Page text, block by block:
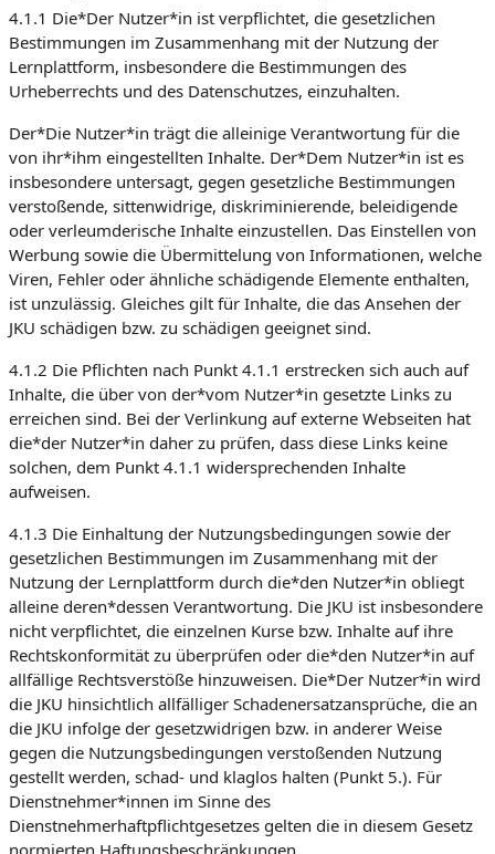
4.1.1 Die*Der Nutzer*in ist verpflichtet, die gesetzlichen
Bestimmungen im Zusammenhang mit der Nutzung der
Lernplattform, insbesondere die Bestimmungen des
Urheberrechts und des Datenschutzes, einzuhalten.
Der*Die Nutzer*in trägt die alleinige Verantwortung für die
von ihr*ihm eingestellten Inhalte. Der*Dem Nutzer*in ist es
insbesondere untersagt, gegen gesetzliche Bestimmungen
verstoßende, sittenwidrige, diskriminierende, beleidigende
oder verleumderische Inhalte einzustellen. Das Einstellen von
Werbung sowie die Übermittelung von Informationen, welche
Viren, Fehler oder ähnliche schädigende Elemente enthalten,
ist unzulässig. Gleiches gilt für Inhalte, die das Ansehen der
JKU schädigen bzw. zu schädigen geeignet sind.
4.1.2 Die Pflichten nach Punkt 4.1.1 erstrecken sich auch auf
Inhalte, die über von der*vom Nutzer*in gesetzte Links zu
erreichen sind. Bei der Verlinkung auf externe Webseiten hat
die*der Nutzer*in daher zu prüfen, dass diese Links keine
solchen, dem Punkt 4.1.1 widersprechenden Inhalte
aufweisen.
4.1.3 Die Einhaltung der Nutzungsbedingungen sowie der
gesetzlichen Bestimmungen im Zusammenhang mit der
Nutzung der Lernplattform durch die*den Nutzer*in obliegt
alleine deren*dessen Verantwortung. Die JKU ist insbesondere
nicht verpflichtet, die einzelnen Kurse bzw. Inhalte auf ihre
Rechtskonformität zu überprüfen oder die*den Nutzer*in auf
allfällige Rechtsverstöße hinzuweisen. Die*Der Nutzer*in wird
die JKU hinsichtlich allfälliger Schadenersatzansprüche, die an
die JKU infolge der gesetzwidrigen bzw. in anderer Weise
gegen die Nutzungsbedingungen verstoßenden Nutzung
gestellt werden, schad- und klaglos halten (Punkt 5.). Für
Dienstnehmer*innen im Sinne des
Dienstnehmerhaftpflichtgesetzes gelten die in diesem Gesetz
normierten Haftungsbeschränkungen.